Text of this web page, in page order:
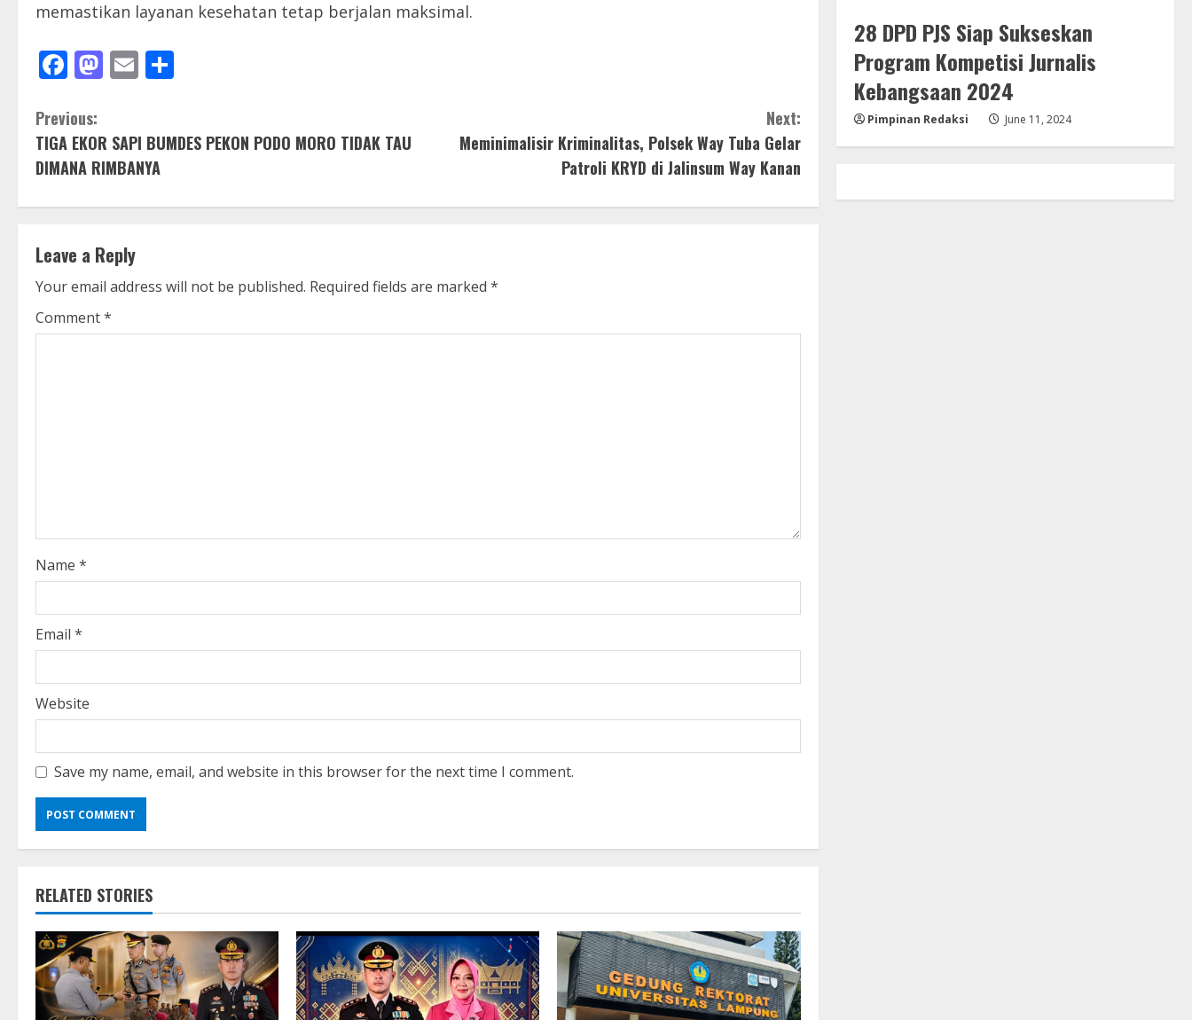
memastikan layanan kesehatan tetap berjalan maksimal.
Facebook
Mastodon
Email
C
o
n
i
n
u
d
i
n
g
Previous:
TIGA EKOR SAPI BUMDES PEKON PODO MORO TIDAK TAU
DIMANA RIMBANYA
Next:
Meminimalisir Kriminalitas, Polsek Way Tuba Gelar
Patroli KRYD di Jalinsum Way Kanan
Leave a Reply
Your email address will not be published. Required fields are marked *
Comment*
Name *
Email *
Website
Save my name, email, and website in this browser for the next time I comment.
RELATED STORIES
August 5, 2026
28 DPD PJS Siap Sukseskan
Program Kompetisi Jurnalis
Kebangsaan 2024
Pimpinan Redaksi June 11, 2024